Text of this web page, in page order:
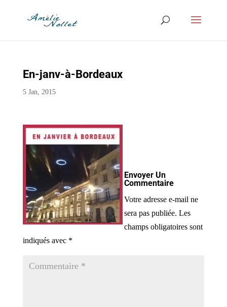
En-janv-à-Bordeaux
5 Jan, 2015
Envoyer Un
Commentaire
Votre adresse e-mail ne
sera pas publiée. Les
champs obligatoires sont
indiqués avec *